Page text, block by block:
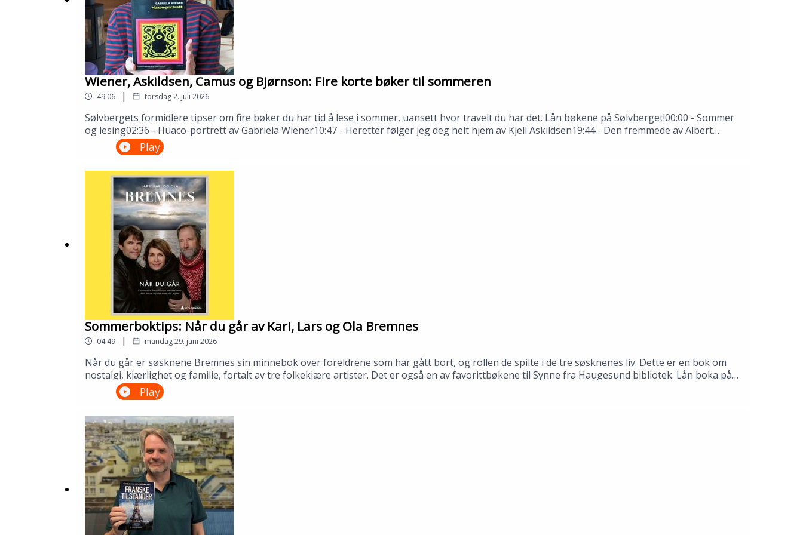
Wiener, Askildsen, Camus og Bjørnson: Fire korte bøker til sommeren
49:06 | torsdag 2. juli 2026
Sølvbergets formidlere tipser om fire bøker du har tid å lese i sommer, uansett hvor travelt du har det. Lån bøkene på Sølvberget!00:00 - Sommer
og lesing02:36 - Huaco-portrett av Gabriela Wiener10:47 - Heretter følger jeg deg helt hjem av Kjell Askildsen19:44 - Den fremmede av Albert
Camus32:51 - Synnøve Solbakken av Bjørnstjerne Bjørnson---Innspilt i Stavanger i juni 2026.Medvirkende: Thale Dobbert, Hannah Ersland, Tomas
Gustafsson og Åsmund Ådnøy.Produksjon: Tomas Gustafsson og Åsmund Ådnøy.
Play
Sommerboktips: Når du går av Kari, Lars og Ola Bremnes
04:49 | mandag 29. juni 2026
Når du går er søsknene Bremnes sin minnebok over foreldrene som har gått bort, og rollen de spilte i de tre søsknenes liv. Dette er en bok om
nostalgi, kjærlighet og familie, fortalt av tre folkekjære artister. Det er også en av favorittbøkene til Synne fra Haugesund bibliotek. Lån boka på
biblioteket ditt!---Innspilt på Kopervik bibliotek i april 2026.Medvirkende: Synne Fredriksen og Tomas Gustafsson.Produksjon: Åsmund Ådnøy.Alt
om Sølvberget: https://www.sølvberget.no
Play